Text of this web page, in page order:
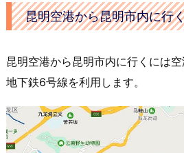
昆明空港から昆明市内に行
昆明空港から昆明市内に行くには
地下鉄6号線を利用します。